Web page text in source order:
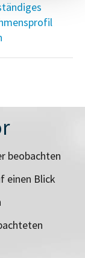
beobachten
einen Blick